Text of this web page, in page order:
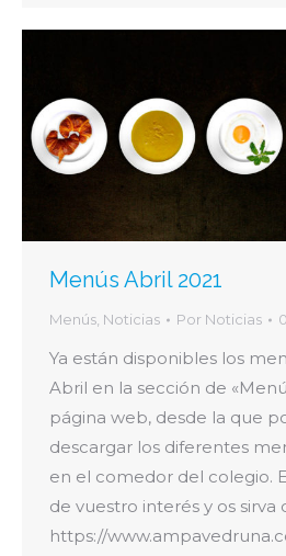
Menús Abril 2021
Menús, Noticias Por Noticias
Ya están disponibles los
Abril en la sección de
página web, desde la que
descargar los diferentes
en el comedor del colegio.
de vuestro interés y os sirva
https://